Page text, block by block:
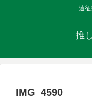
遠
推
IMG_4590